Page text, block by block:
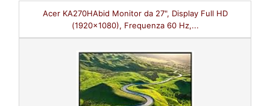
Acer KA270HAbid Monitor da 27", Display Full HD
(1920x1080), Frequenza 60 Hz,...